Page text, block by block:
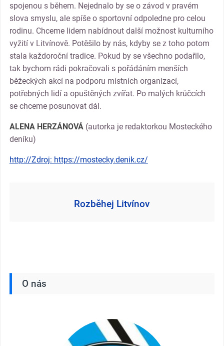
spojenou s během. Nejednalo by se o závod v pravém
slova smyslu, ale spíše o sportovní odpoledne pro celou
rodinu. Chceme lidem nabídnout další možnost kulturního
vyžití v Litvínově. Potěšilo by nás, kdyby se z toho potom
stala každoroční tradice. Pokud by se všechno podařilo,
tak bychom rádi pokračovali s pořádáním menších
běžeckých akcí na podporu místních organizací,
potřebných lidí a opuštěných zvířat. Po malých krůčcích
se chceme posunovat dál.
ALENA HERZÁNOVÁ(autorka je redaktorkou Mosteckého
deníku)
http://Zdroj: https://mostecky.denik.cz/
Rozběhej Litvínov
O nás